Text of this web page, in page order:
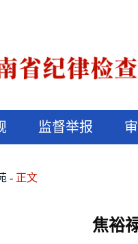
监督举报
正文
焦裕